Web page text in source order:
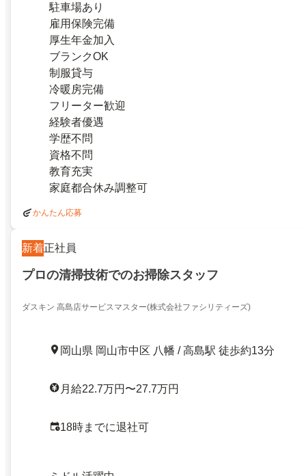
駐車場あり
雇用保険完備
厚生年金加入
ブランクOK
制服貸与
冷暖房完備
フリーター歓迎
経験者優遇
学歴不問
資格不問
教育充実
家庭都合休み調整可
かんたん応募
新着正社員
プロの清掃技術でのお掃除スタッフ
ダスキン 高島店サービスマスター(株式会社ファシリティーズ)
岡山県 岡山市中区 八幡 / 高島駅 徒歩約13分
月給22.7万円〜27.7万円
18時までに退社可